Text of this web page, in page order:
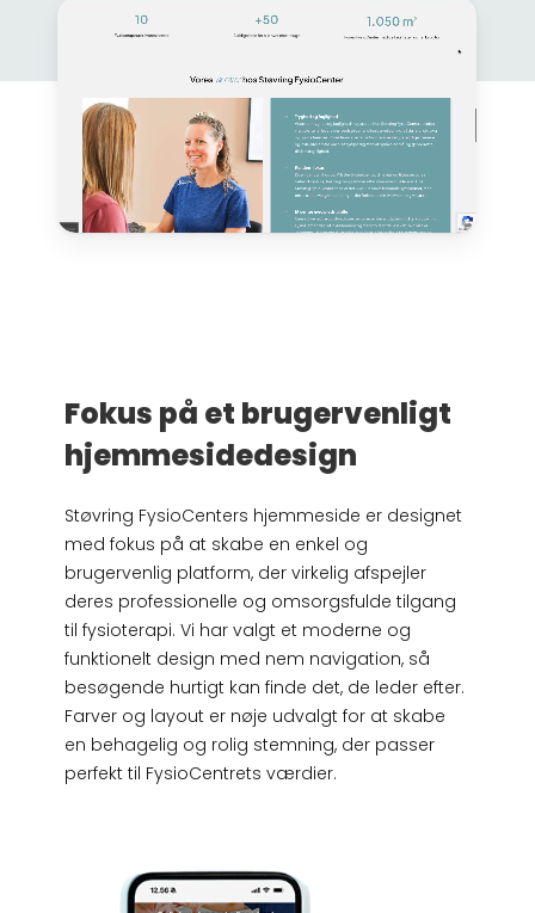
Fokus på et brugervenligt
hjemmesidedesign
Støvring FysioCenters hjemmeside er designet
med fokus på at skabe en enkel og
brugervenlig platform, der virkelig afspejler
deres professionelle og omsorgsfulde tilgang
til fysioterapi. Vi har valgt et moderne og
funktionelt design med nem navigation, så
besøgende hurtigt kan finde det, de leder efter.
Farver og layout er nøje udvalgt for at skabe
en behagelig og rolig stemning, der passer
perfekt til FysioCentrets værdier.